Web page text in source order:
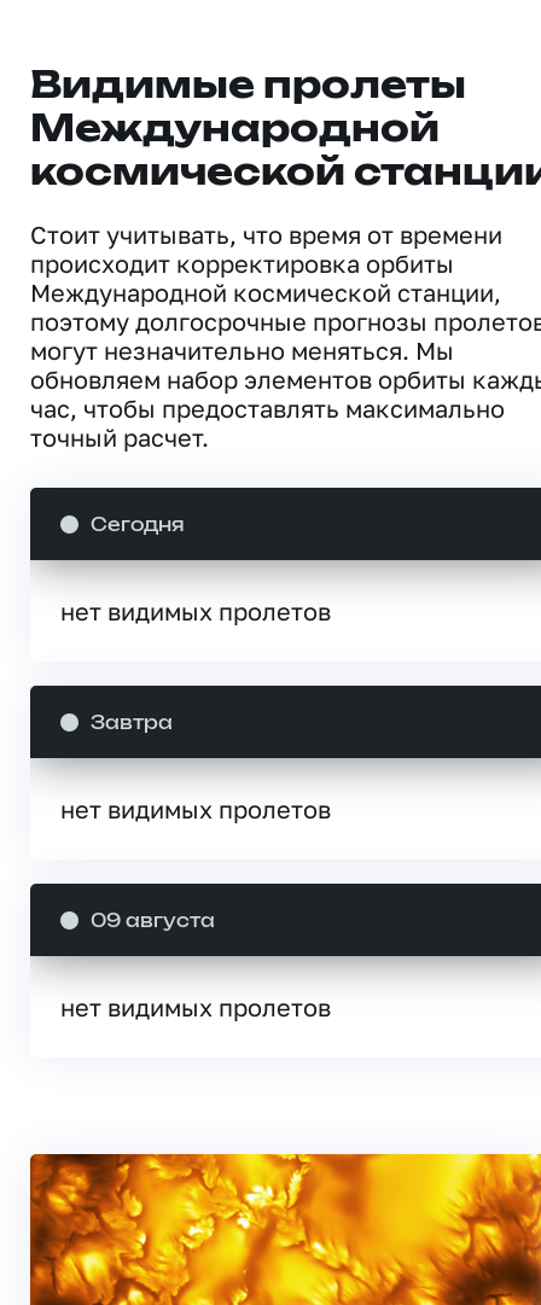
Видимые пролеты
Международной
космической
Стоит учитывать, что время от времени
происходит корректировка орбиты
Международной космической станции,
поэтому долгосрочные прогнозы
могут незначительно меняться. Мы
обновляем набор элементов орбиты
час, чтобы предоставлять максимально
точный расчет.
Сегодня
нет видимых пролетов
Завтра
нет видимых пролетов
09 августа
нет видимых пролетов